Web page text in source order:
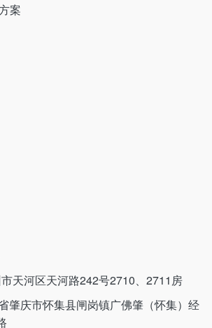
案
天河区天河路242号2710、2711房
肇庆市怀集县闸岗镇广佛肇（怀集）经